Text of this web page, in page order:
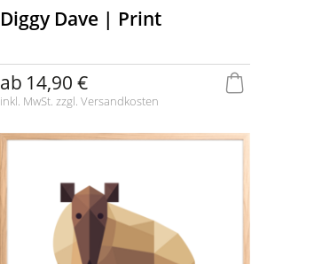
Diggy Dave | Print
ab 14,90 €
inkl. MwSt. zzgl. Versandkosten